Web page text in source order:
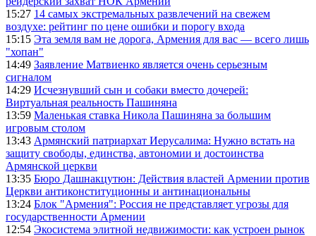
15:27 14 самых экстремальных развлечений на свежем
воздухе: рейтинг по цене ошибки и порогу входа
15:15 Эта земля вам не дорога, Армения для вас — всего лишь
"хопан"
14:49 Заявление Матвиенко является очень серьезным
сигналом
14:29 Исчезнувший сын и собаки вместо дочерей:
Виртуальная реальность Пашиняна
13:59 Маленькая ставка Никола Пашиняна за большим
игровым столом
13:43 Армянский патриархат Иерусалима: Нужно встать на
защиту свободы, единства, автономии и достоинства
Армянской церкви
13:35 Бюро Дашнакцутюн: Действия властей Армении против
Церкви антиконституционны и антинациональны
13:24 Блок "Армения": Россия не представляет угрозы для
государственности Армении
12:54 Экосистема элитной недвижимости: как устроен рынок